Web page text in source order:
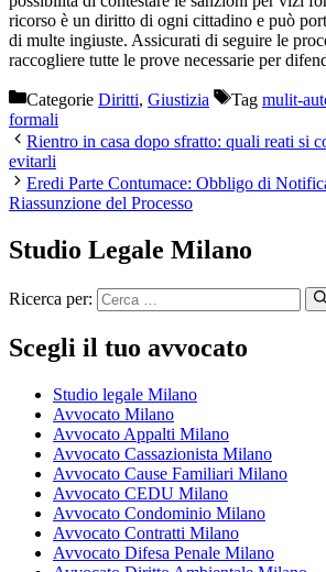
ricorso è un diritto di ogni cittadino e può
di multe ingiuste. Assicurati di seguire le
raccogliere tutte le prove necessarie per
Categorie Diritti, Giustizia Tag mulit-
formali
Rientro in casa dopo sfratto: quali reati si
evitarli
Eredi Parte Contumace: Obbligo di
Riassunzione del Processo
Studio Legale Milano
Ricerca per:
Scegli il tuo avvocato
Studio legale Milano
Avvocato Milano
Avvocato Appalti Milano
Avvocato Cassazionista Milano
Avvocato Cause Familiari Milano
Avvocato CEDU Milano
Avvocato Condominio Milano
Avvocato Contratti Milano
Avvocato Difesa Penale Milano